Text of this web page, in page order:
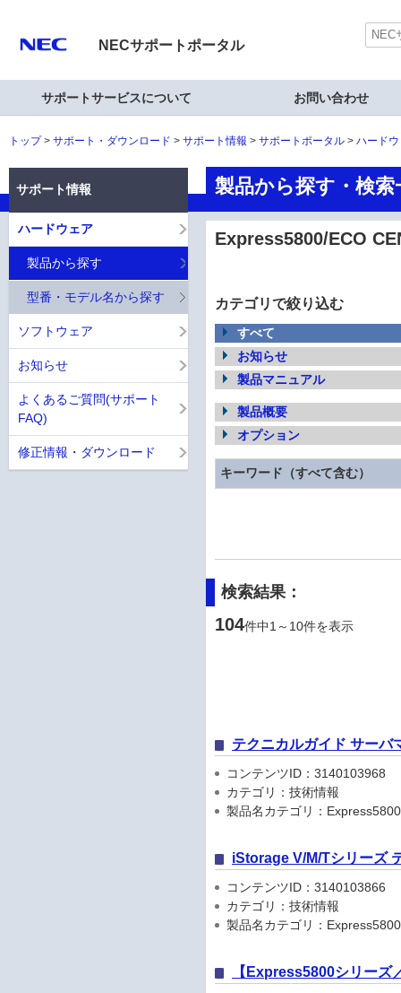
NECサポートポータル
サポートサービスについて お問い合わせ
トップ サポート・ダウンロード サポート情報 サポートポータル ハード
製品から探す・検
Express5800/ECO
カテゴリで絞り込む
すべて
お知らせ
製品マニュアル
製品概要
オプション
キーワード（すべて含む）
検索結果：
104件中1～10件を表示
テクニカルガイド サーバ
コンテンツID：3140103968
カテゴリ：技術情報
製品名カテゴリ：
iStorage V/M/Tシリーズ
コンテンツID：3140103866
カテゴリ：技術情報
製品名カテゴリ：
【Express5800シリー
サポート情報
ハードウェア
製品から探す
型番・モデル名から探す
ソフトウェア
お知らせ
よくあるご質問(サポート
FAQ)
修正情報・ダウンロード